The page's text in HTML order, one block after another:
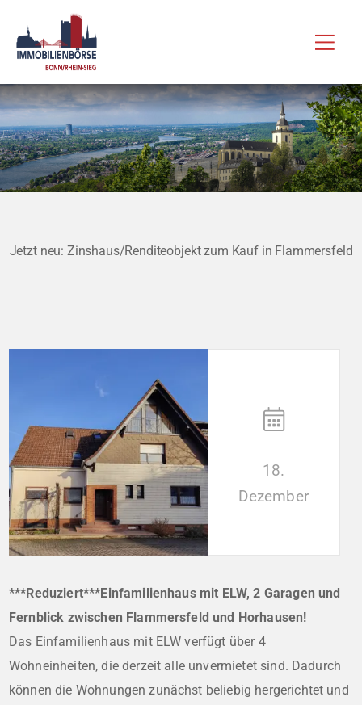
Inhalt
springen
Jetzt neu: Zinshaus/Renditeobjekt zum Kauf in Flammersfeld
18.
Dezember
***Reduziert***Einfamilienhaus mit ELW, 2 Garagen und
Fernblick zwischen Flammersfeld und Horhausen!
Das Einfamilienhaus mit ELW verfügt über 4
Wohneinheiten, die derzeit alle unvermietet sind. Dadurch
können die Wohnungen zunächst beliebig hergerichtet und